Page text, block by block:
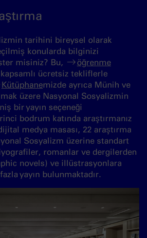
tarihini bireysel olarak
konularda bilginizi
misiniz? Bu,
öğrenme
kapsamlı ücretsiz tekliflerle
Kütüphanemizde ayrıca Münih ve
üzere Nasyonal Sosyalizmin
bir yayın seçeneği
bodrum katında araştırmanız
medya masası, 22 araştırma
Sosyalizm üzerine standart
romanlar ve dergilerden
novels) ve illüstrasyonlara
yayın bulunmaktadır.